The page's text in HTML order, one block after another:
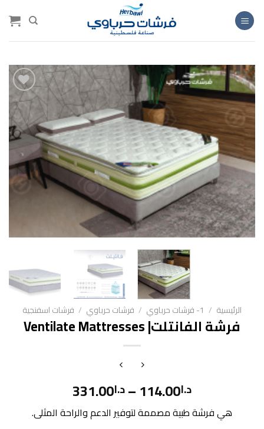
تخطي
للمحتوى
Add to
wishlist
الرئيسية / 1- فرشات حرباوي / فرشات حرباوي / فرشات اسفنجية
فرشة الفانتلت| Ventilate Mattresses
د.ا114.00
–د.ا331.00
هي فرشة طبية مصممة لتوفير الدعم والراحة المثلى.